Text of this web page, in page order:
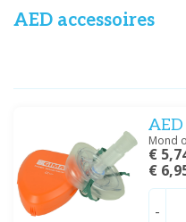
Filter op merk
Aivia(2)
ARKY(7)
Medische Vakhandel
AED accessoires
Mond
€
€
-